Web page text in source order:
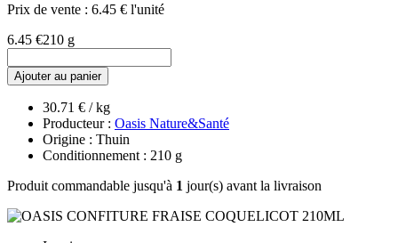
Prix de vente : 6.45 € l'unité
6.45 €210 g
Ajouter au panier
30.71 € / kg
Producteur : Oasis Nature&Santé
Origine : Thuin
Conditionnement : 210 g
Produit commandable jusqu'à 1 jour(s) avant la livraison